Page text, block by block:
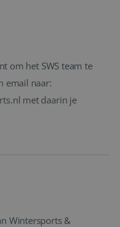
om het SWS team te
email naar:
met daarin je
Wintersports &